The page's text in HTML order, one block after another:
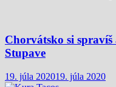
Chorvátsko si
Stupave
19. júla 202019. júla 2020